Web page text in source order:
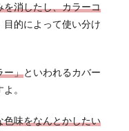
を消したし、カラーコ
的によって使い分け
ー」といわれるカバー
。
色味をなんとかしたい